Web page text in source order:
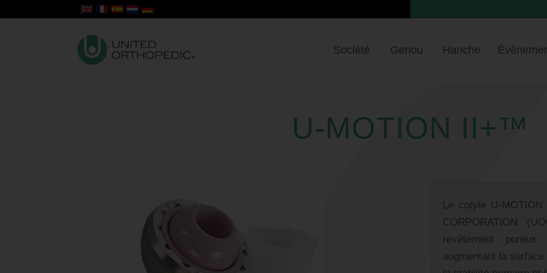
Société Genou Hanche
U-MOTION II+™
Le cotyle U-
CORPORATION
revêtement
augmentant la